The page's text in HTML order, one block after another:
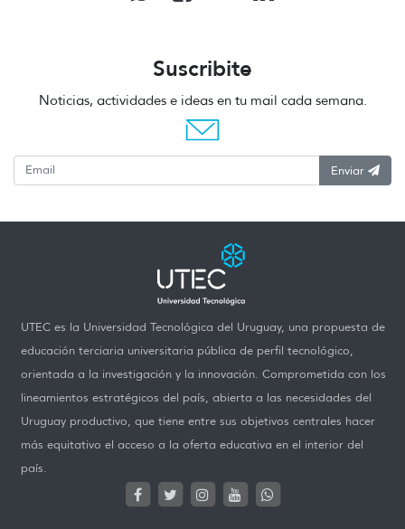
Suscribite
Noticias, actividades e ideas en tu mail cada semana.
Enviar
UTEC es la Universidad Tecnológica del Uruguay, una propuesta de
educación terciaria universitaria pública de perfil tecnológico,
orientada a la investigación y la innovación. Comprometida con los
lineamientos estratégicos del país, abierta a las necesidades del
Uruguay productivo, que tiene entre sus objetivos centrales hacer
más equitativo el acceso a la oferta educativa en el interior del
país.